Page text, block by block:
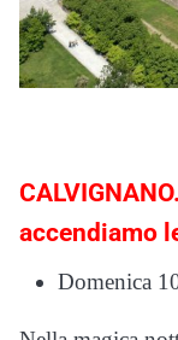
accendiamo
Domenica